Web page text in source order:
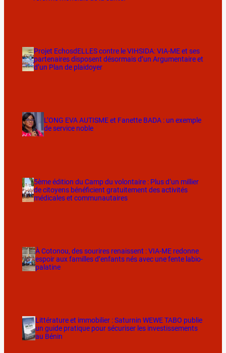
Projet EchosdELLES contre le VIHSIDA: VIA-ME et ses
partenaires disposent désormais d’un Argumentaire et
d’un Plan de plaidoyer
L’ONG EVA AUTISME et Fanette BADA : un exemple
de service noble
5ème édition du Camp du volontaire : Plus d’un millier
de citoyens bénéficient gratuitement des activités
médicales et communautaires
À Cotonou, des sourires renaissent : VIA-ME redonne
espoir aux familles d’enfants nés avec une fente labio-
palatine
Littérature et immobilier : Saturnin WEWE TABO publie
un guide pratique pour sécuriser les investissements
au Bénin